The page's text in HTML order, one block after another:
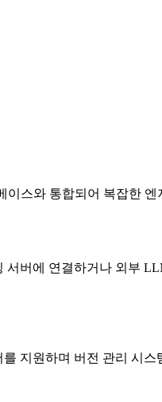
스와 통합되어 복잡한
서버에 연결하거나 외부
지원하며 버전 관리 시